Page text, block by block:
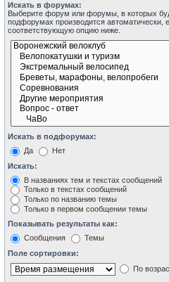
Искать в форумах:
Выберите форум или форумы, в которых
подфорумах производится автоматически,
соответствующую опцию ниже.
Искать в подфорумах:
Да
Нет
Искать:
В названиях тем и текстах сообщений
Только в текстах сообщений
Только по названию темы
Только в первом сообщении темы
Показывать результаты как:
Сообщения
Темы
Поле сортировки:
По